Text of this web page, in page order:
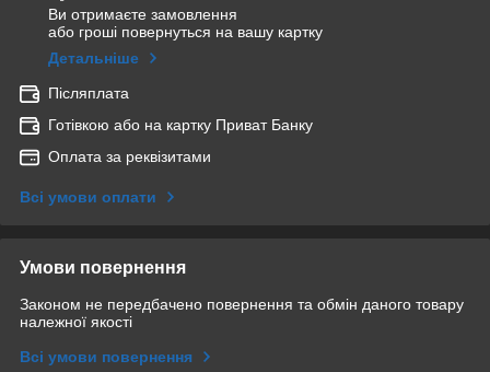
Ви отримаєте замовлення
або гроші повернуться на вашу картку
Детальніше
Післяплата
Готівкою або на картку Приват Банку
Оплата за реквізитами
Всі умови оплати
Умови повернення
Законом не передбачено повернення та обмін даного товару
належної якості
Всі умови повернення